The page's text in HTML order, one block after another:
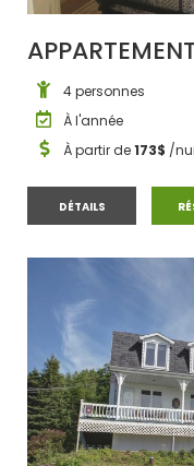
4 personnes
À l'année
À partir de173$ /
DÉTAILSAPPARTEMENT